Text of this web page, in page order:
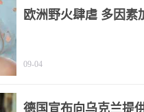
欧洲野火肆虐 多因素
09-04
德国宣布向乌克兰提